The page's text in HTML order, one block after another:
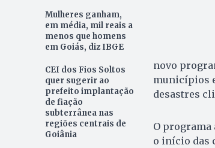
Mulheres ganham,
em média, mil reais a
menos que homens
em Goiás, diz IBGE
CEI dos Fios Soltos
quer sugerir ao
prefeito implantação
de fiação
subterrânea nas
regiões centrais de
Goiânia
novo
municípios
desastres
O programa
o início das